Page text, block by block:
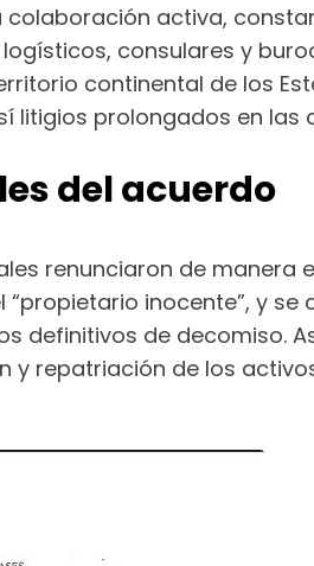
colaboración activa,
consulares y
continental de los
litigios prolongados en las
del acuerdo
renunciaron de manera
inocente”, y se
definitivos de decomiso.
repatriación de los